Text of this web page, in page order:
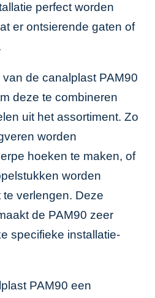
perfect worden
er ontsierende gaten of
de canalplast PAM90
deze te combineren
uit het assortiment. Zo
worden
hoeken te maken, of
worden
verlengen. Deze
de PAM90 zeer
specifieke installatie-
PAM90 een